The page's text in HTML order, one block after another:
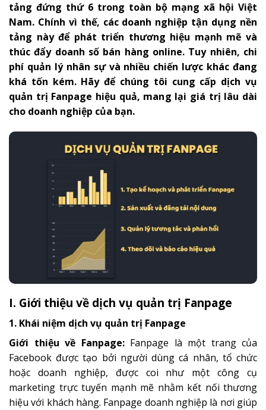
tảng đứng thứ 6 trong toàn bộ mạng xã hội Việt
Nam. Chính vì thế, các doanh nghiệp tận dụng nền
tảng này để phát triển thương hiệu mạnh mẽ và
thúc đẩy doanh số bán hàng online. Tuy nhiên, chi
phí quản lý nhân sự và nhiều chiến lược khác đang
khá tốn kém. Hãy để chúng tôi cung cấp dịch vụ
quản trị Fanpage hiệu quả, mang lại giá trị lâu dài
cho doanh nghiệp của bạn.
I. Giới thiệu về dịch vụ quản trị Fanpage
1. Khái niệm dịch vụ quản trị Fanpage
Giới thiệu về Fanpage: Fanpage là một trang của
Facebook được tạo bởi người dùng cá nhân, tổ chức
hoặc doanh nghiệp, được coi như một công cụ
marketing trực tuyến mạnh mẽ nhằm kết nối thương
hiệu với khách hàng. Fanpage doanh nghiệp là nơi giúp